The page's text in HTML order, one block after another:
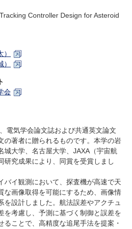
Controller Design for Asteroid
会
電気学会論文誌および共通英文論文
の著者に贈られるものです。本学の岩
城大学、名古屋大学、JAXA（宇宙航
研究成果により、同賞を受賞しまし
バイ観測において、探査機が高速で天
な画像取得を可能にするため、画像情
を設計しました。航法誤差やアクチュ
を考慮し、予測に基づく制御と誤差を
ることで、高精度な追尾手法を提案・